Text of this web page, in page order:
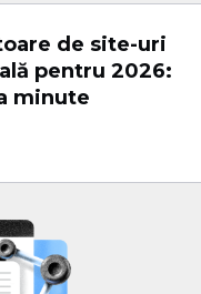
de site-uri
pentru 2026:
minute